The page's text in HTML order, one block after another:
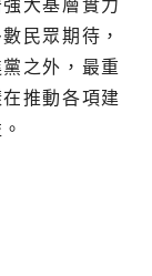
大基層實力
民眾期待，
之外，最重
推動各項建